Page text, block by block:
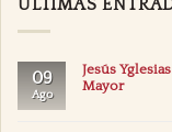
ÚLTIMAS
09
Ago
Jesús
Mayor